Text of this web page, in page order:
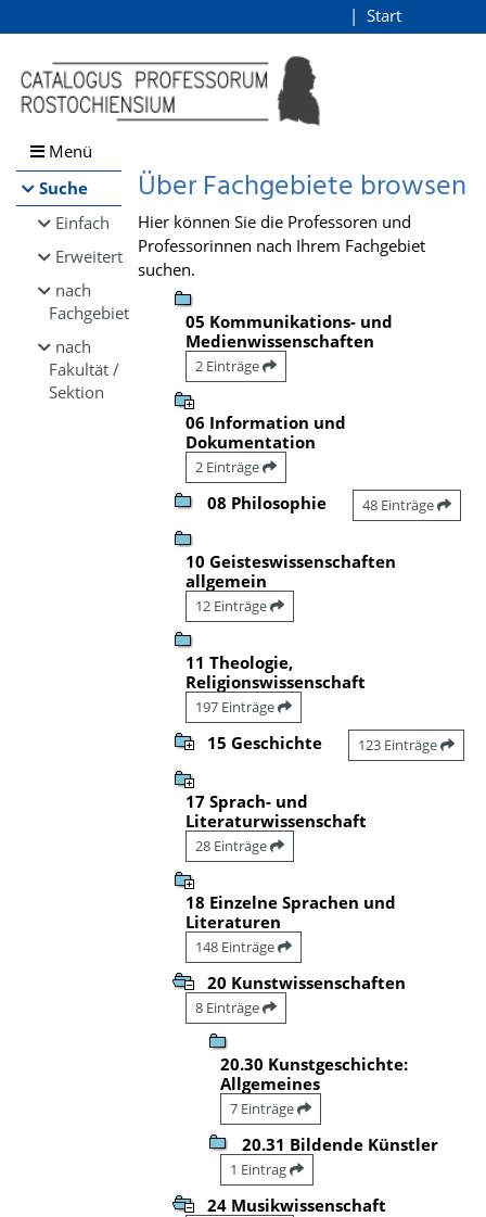
Browsen
direkt zum Inhalt
Start
Menü
Suche
Einfach
Erweitert
nach
Fachgebiet
nach
Fakultät /
Sektion
Über Fachgebiete browsen
Hier können Sie die Professoren und
Professorinnen nach Ihrem Fachgebiet
suchen.
05 Kommunikations- und
Medienwissenschaften
2 Einträge
06 Information und
Dokumentation
2 Einträge
08 Philosophie 48 Einträge
10 Geisteswissenschaften
allgemein
12 Einträge
11 Theologie,
Religionswissenschaft
197 Einträge
15 Geschichte 123 Einträge
17 Sprach- und
Literaturwissenschaft
28 Einträge
18 Einzelne Sprachen und
Literaturen
148 Einträge
20 Kunstwissenschaften
8 Einträge
20.30 Kunstgeschichte:
Allgemeines
7 Einträge
20.31 Bildende Künstler
1 Eintrag
24 Musikwissenschaft